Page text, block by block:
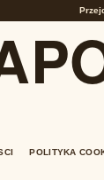
POLITYKA